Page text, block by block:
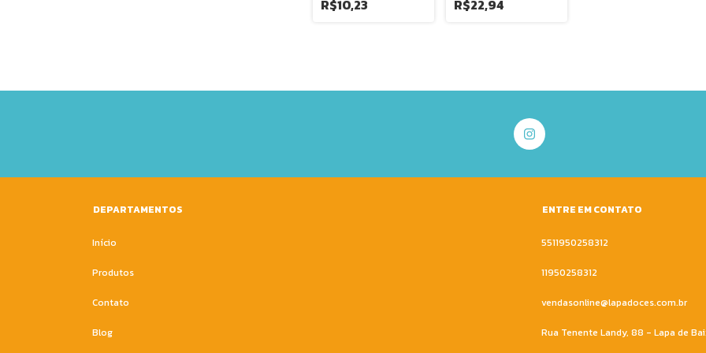
R$10,23 R$22,94
DEPARTAMENTOS
Início
Produtos
Contato
Blog
ENTRE EM CONTATO
5511950258312
11950258312
vendasonline@lapadoces.com.br
Rua Tenente Landy, 88 - Lapa de